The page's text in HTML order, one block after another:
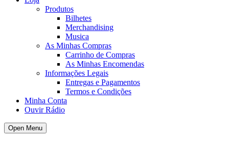
Produtos
Bilhetes
Merchandising
Musica
As Minhas Compras
Carrinho de Compras
As Minhas Encomendas
Informações Legais
Entregas e Pagamentos
Termos e Condições
Minha Conta
Ouvir Rádio
Open Menu